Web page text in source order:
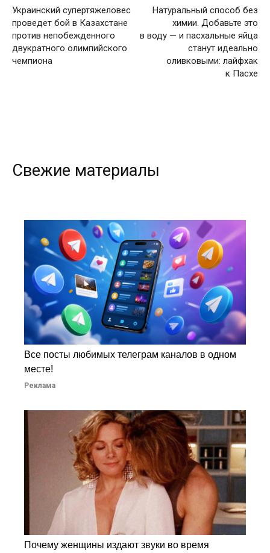
Украинский супертяжеловес
проведет бой в Казахстане
против непобежденного
двукратного олимпийского
чемпиона
Натуральный способ без
химии. Добавьте это
в воду — и пасхальные яйца
станут идеально
оливковыми: лайфхак
к Пасхе
Свежие материалы
Все посты любимых телеграм каналов в одном
месте!
Реклама
Почему женщины издают звуки во время